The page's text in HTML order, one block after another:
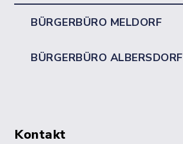
BÜRGERBÜRO MELDORF
BÜRGERBÜRO ALBERSDORF
Kontakt